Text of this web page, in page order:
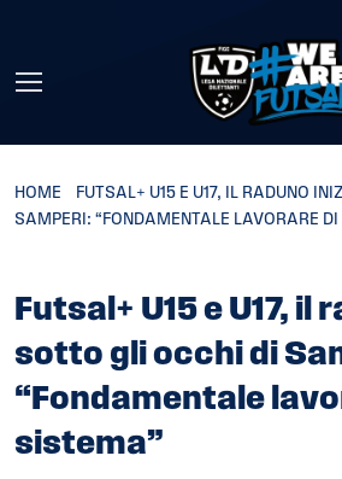
HOME
FUTSAL+ U15 E U17, IL RADUNO
SAMPERI: “FONDAMENTALE LAVORARE
Futsal+ U15 e U17, il
sotto gli occhi di
“Fondamentale
sistema”